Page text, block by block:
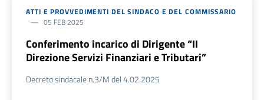
ATTI E PROVVEDIMENTI DEL SINDACO E DEL COMMISSARIO
05 FEB 2025
Conferimento incarico di Dirigente “II
Direzione Servizi Finanziari e Tributari”
Decreto sindacale n.3/M del 4.02.2025